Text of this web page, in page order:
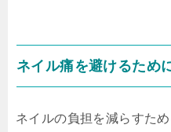
ネイル痛を避けるため
ネイルの負担を減らすた